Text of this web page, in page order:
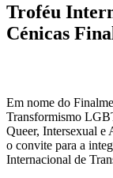
Troféu
Cénicas
Em nome do
Transformismo
Queer, Intersexual e
o convite para a
Internacional de